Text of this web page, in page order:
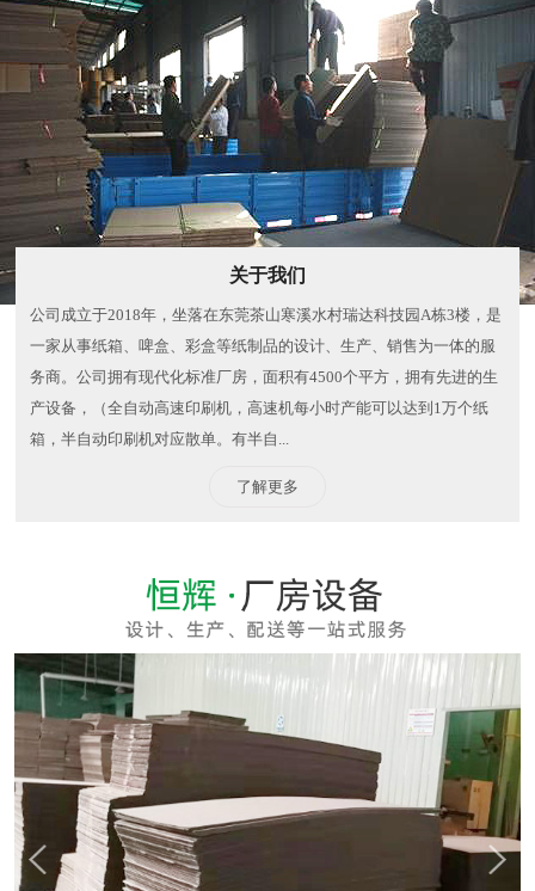
关于我们
公司成立于2018年，坐落在东莞茶山寒溪水村瑞达科技园A栋3楼，是
一家从事纸箱、啤盒、彩盒等纸制品的设计、生产、销售为一体的服
务商。公司拥有现代化标准厂房，面积有4500个平方，拥有先进的生
产设备，（全自动高速印刷机，高速机每小时产能可以达到1万个纸
箱，半自动印刷机对应散单。有半自...
了解更多